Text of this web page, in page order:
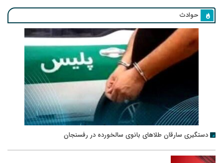
حوادث
دستگیری سارقان طلاهای بانوی سالخورده در رفسنجان